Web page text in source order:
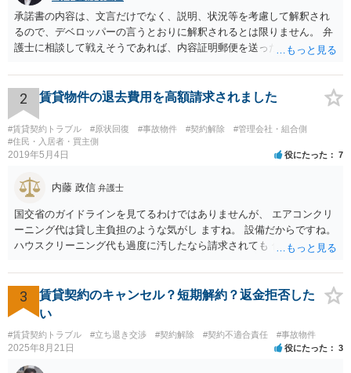
承諾書の内容は、文言だけでなく、説明、状況等を考慮して解釈され
るので、デベロッパーの言うとおりに解釈されるとは限りません。 弁
護士に相談して戦えそうであれば、内容証明郵便を送ったうえで、デ
2 賃貸物件の退去費用を高額請求されました
#賃貸契約トラブル #原状回復 #事故物件 #契約解除
#管理会社・組合側
#住民・入居者・買主側
2019年5月4日 役にたった 7
内藤 政信 弁護士
国交省のガイドラインを見てるわけではありませんが、 エアコンクリ
ーニング代は貸し主負担のような気がし ますね。 設備だからですね。
ハウスクリーニング代も過度に汚したなら請求されても 仕方ないでし
の借主のための清掃だと思いますね。 ほっといて争ってみたらいいで
しょう。
3
賃貸契約のキャンセル？短期解約？返金拒否した
い
#賃貸契約トラブル #立ち退き交渉 #契約解除 #契約不適合責任 #事故物件
2025年8月21日 役にたった 3